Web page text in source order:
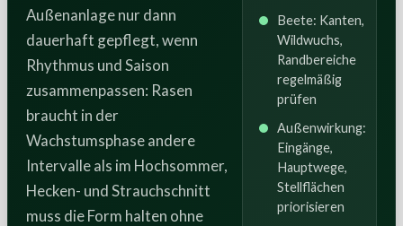
Außenanlage nur dann
dauerhaft gepflegt, wenn
Rhythmus und Saison
zusammenpassen: Rasen
braucht in der
Wachstumsphase andere
Intervalle als im Hochsommer,
Hecken- und Strauchschnitt
muss die Form halten ohne
Beete: Kanten,
Wildwuchs,
Randbereiche
regelmäßig
prüfen
Außenwirkung:
Eingänge,
Hauptwege,
Stellflächen
priorisieren